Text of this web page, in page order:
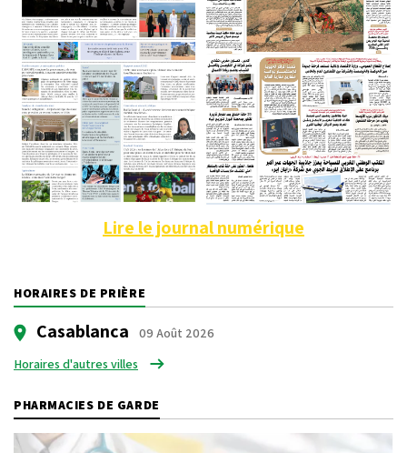
Lire le journal numérique
HORAIRES DE PRIÈRE
Casablanca
09 Août 2026
Horaires d'autres villes
PHARMACIES DE GARDE